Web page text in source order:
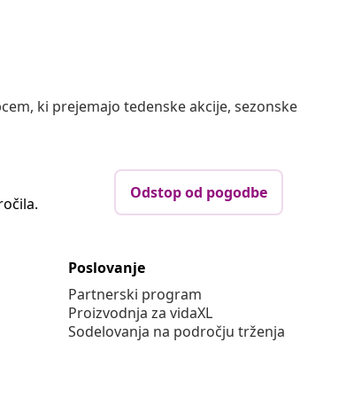
ki prejemajo tedenske akcije, sezonske
Odstop od pogodbe
Poslovanje
Partnerski program
Proizvodnja za vidaXL
Sodelovanja na področju trženja